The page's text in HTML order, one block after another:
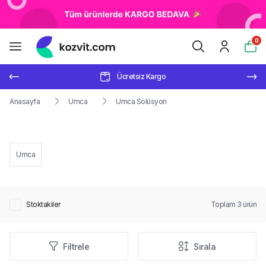
0
Ücretsiz Kargo
Anasayfa Umca Umca Solüsyon
Umca
Stoktakiler Toplam 3 ürün
Filtrele Sırala